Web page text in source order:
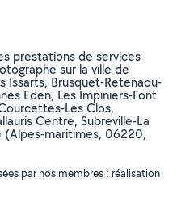
prestations de services
sur la ville de
Issarts, Brusquet-Retenaou-
Eden, Les Impiniers-Font
Les Clos,
Centre, Subreville-La
(Alpes-maritimes, 06220,
par nos membres : réalisation